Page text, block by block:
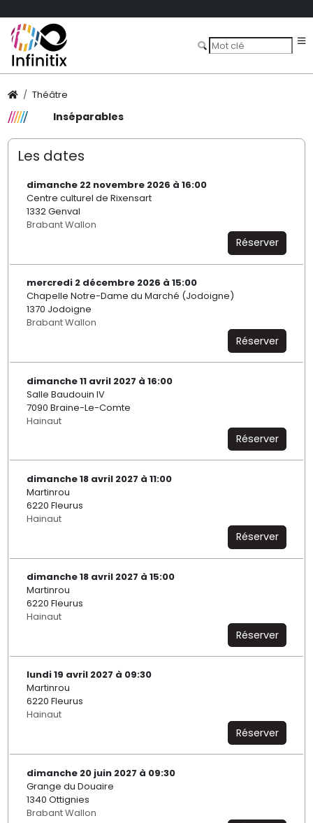
Théâtre
Inséparables
Les dates
dimanche 22 novembre 2026 à 16:00
Centre culturel de Rixensart
1332 Genval
Brabant Wallon
Réserver
mercredi 2 décembre 2026 à 15:00
Chapelle Notre-Dame du Marché (Jodoigne)
1370 Jodoigne
Brabant Wallon
Réserver
dimanche 11 avril 2027 à 16:00
Salle Baudouin IV
7090 Braine-Le-Comte
Hainaut
Réserver
dimanche 18 avril 2027 à 11:00
Martinrou
6220 Fleurus
Hainaut
Réserver
dimanche 18 avril 2027 à 15:00
Martinrou
6220 Fleurus
Hainaut
Réserver
lundi 19 avril 2027 à 09:30
Martinrou
6220 Fleurus
Hainaut
Réserver
dimanche 20 juin 2027 à 09:30
Grange du Douaire
1340 Ottignies
Brabant Wallon